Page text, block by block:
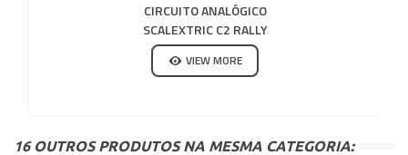
CIRCUITO ANALÓGICO
SCALEXTRIC C2 RALLY
X-TREME
VIEW MORE
16 OUTROS PRODUTOS NA MESMA CATEGORIA: